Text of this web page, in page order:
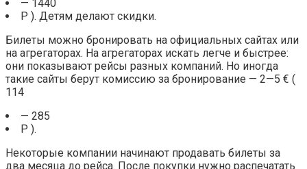
— 1440
Р ). Детям делают скидки.
Билеты можно бронировать на официальных сайтах или
на агрегаторах. На агрегаторах искать легче и быстрее:
они показывают рейсы разных компаний. Но иногда
такие сайты берут комиссию за бронирование — 2—5 € (
114
— 285
Р ).
Некоторые компании начинают продавать билеты за
два месяца до рейса. После покупки нужно распечатать